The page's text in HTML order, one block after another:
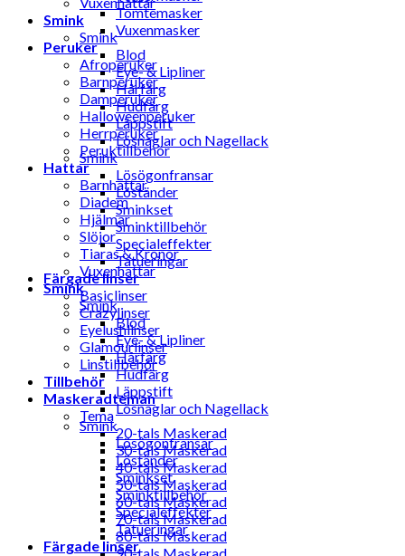
Smink
Smink
Blod
Eye- & Lipliner
Hårfärg
Hudfärg
Läppstift
Lösnaglar och Nagellack
Smink
Lösögonfransar
Löständer
Sminkset
Sminktillbehör
Specialeffekter
Tatueringar
Färgade linser
Basiclinser
Crazylinser
Eyelushlinser
Glamourlinser
Linstillbehör
Tillbehör
Maskeradteman
Tema
20-tals Maskerad
30-tals Maskerad
40-tals Maskerad
50-tals Maskerad
60-tals Maskerad
70-tals Maskerad
80-tals Maskerad
Tomtemasker
Vuxenmasker
Peruker
Afroperuker
Barnperuker
Damperuker
Halloweenperuker
Herrperuker
Peruktillbehör
Hattar
Barnhattar
Diadem
Hjälmar
Slöjor
Tiaras & Kronor
Vuxenhattar
Smink
Smink
Blod
Eye- & Lipliner
Hårfärg
Hudfärg
Läppstift
Lösnaglar och Nagellack
Smink
Lösögonfransar
Löständer
Sminkset
Sminktillbehör
Specialeffekter
Tatueringar
Färgade linser